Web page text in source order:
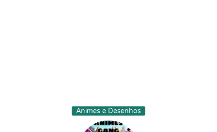
Animes e Desenhos